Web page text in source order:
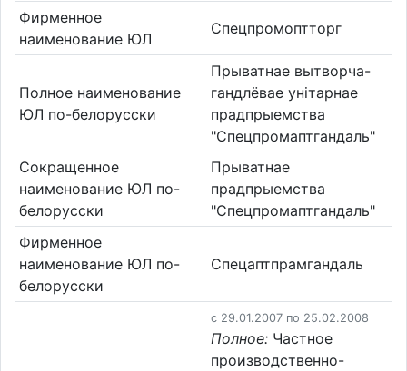
Фирменное
наименование ЮЛ
Спецпромоптторг
Полное наименование
ЮЛ по-белорусски
Прыватнае вытворча-
гандлёвае унітарнае
прадпрыемства
"Спецпромаптгандаль"
Сокращенное
наименование ЮЛ по-
белорусски
Прыватнае
прадпрыемства
"Спецпромаптгандаль"
Фирменное
наименование ЮЛ по-
белорусски
Спецаптпрамгандаль
c 29.01.2007 по 25.02.2008
Полное: Частное
производственно-